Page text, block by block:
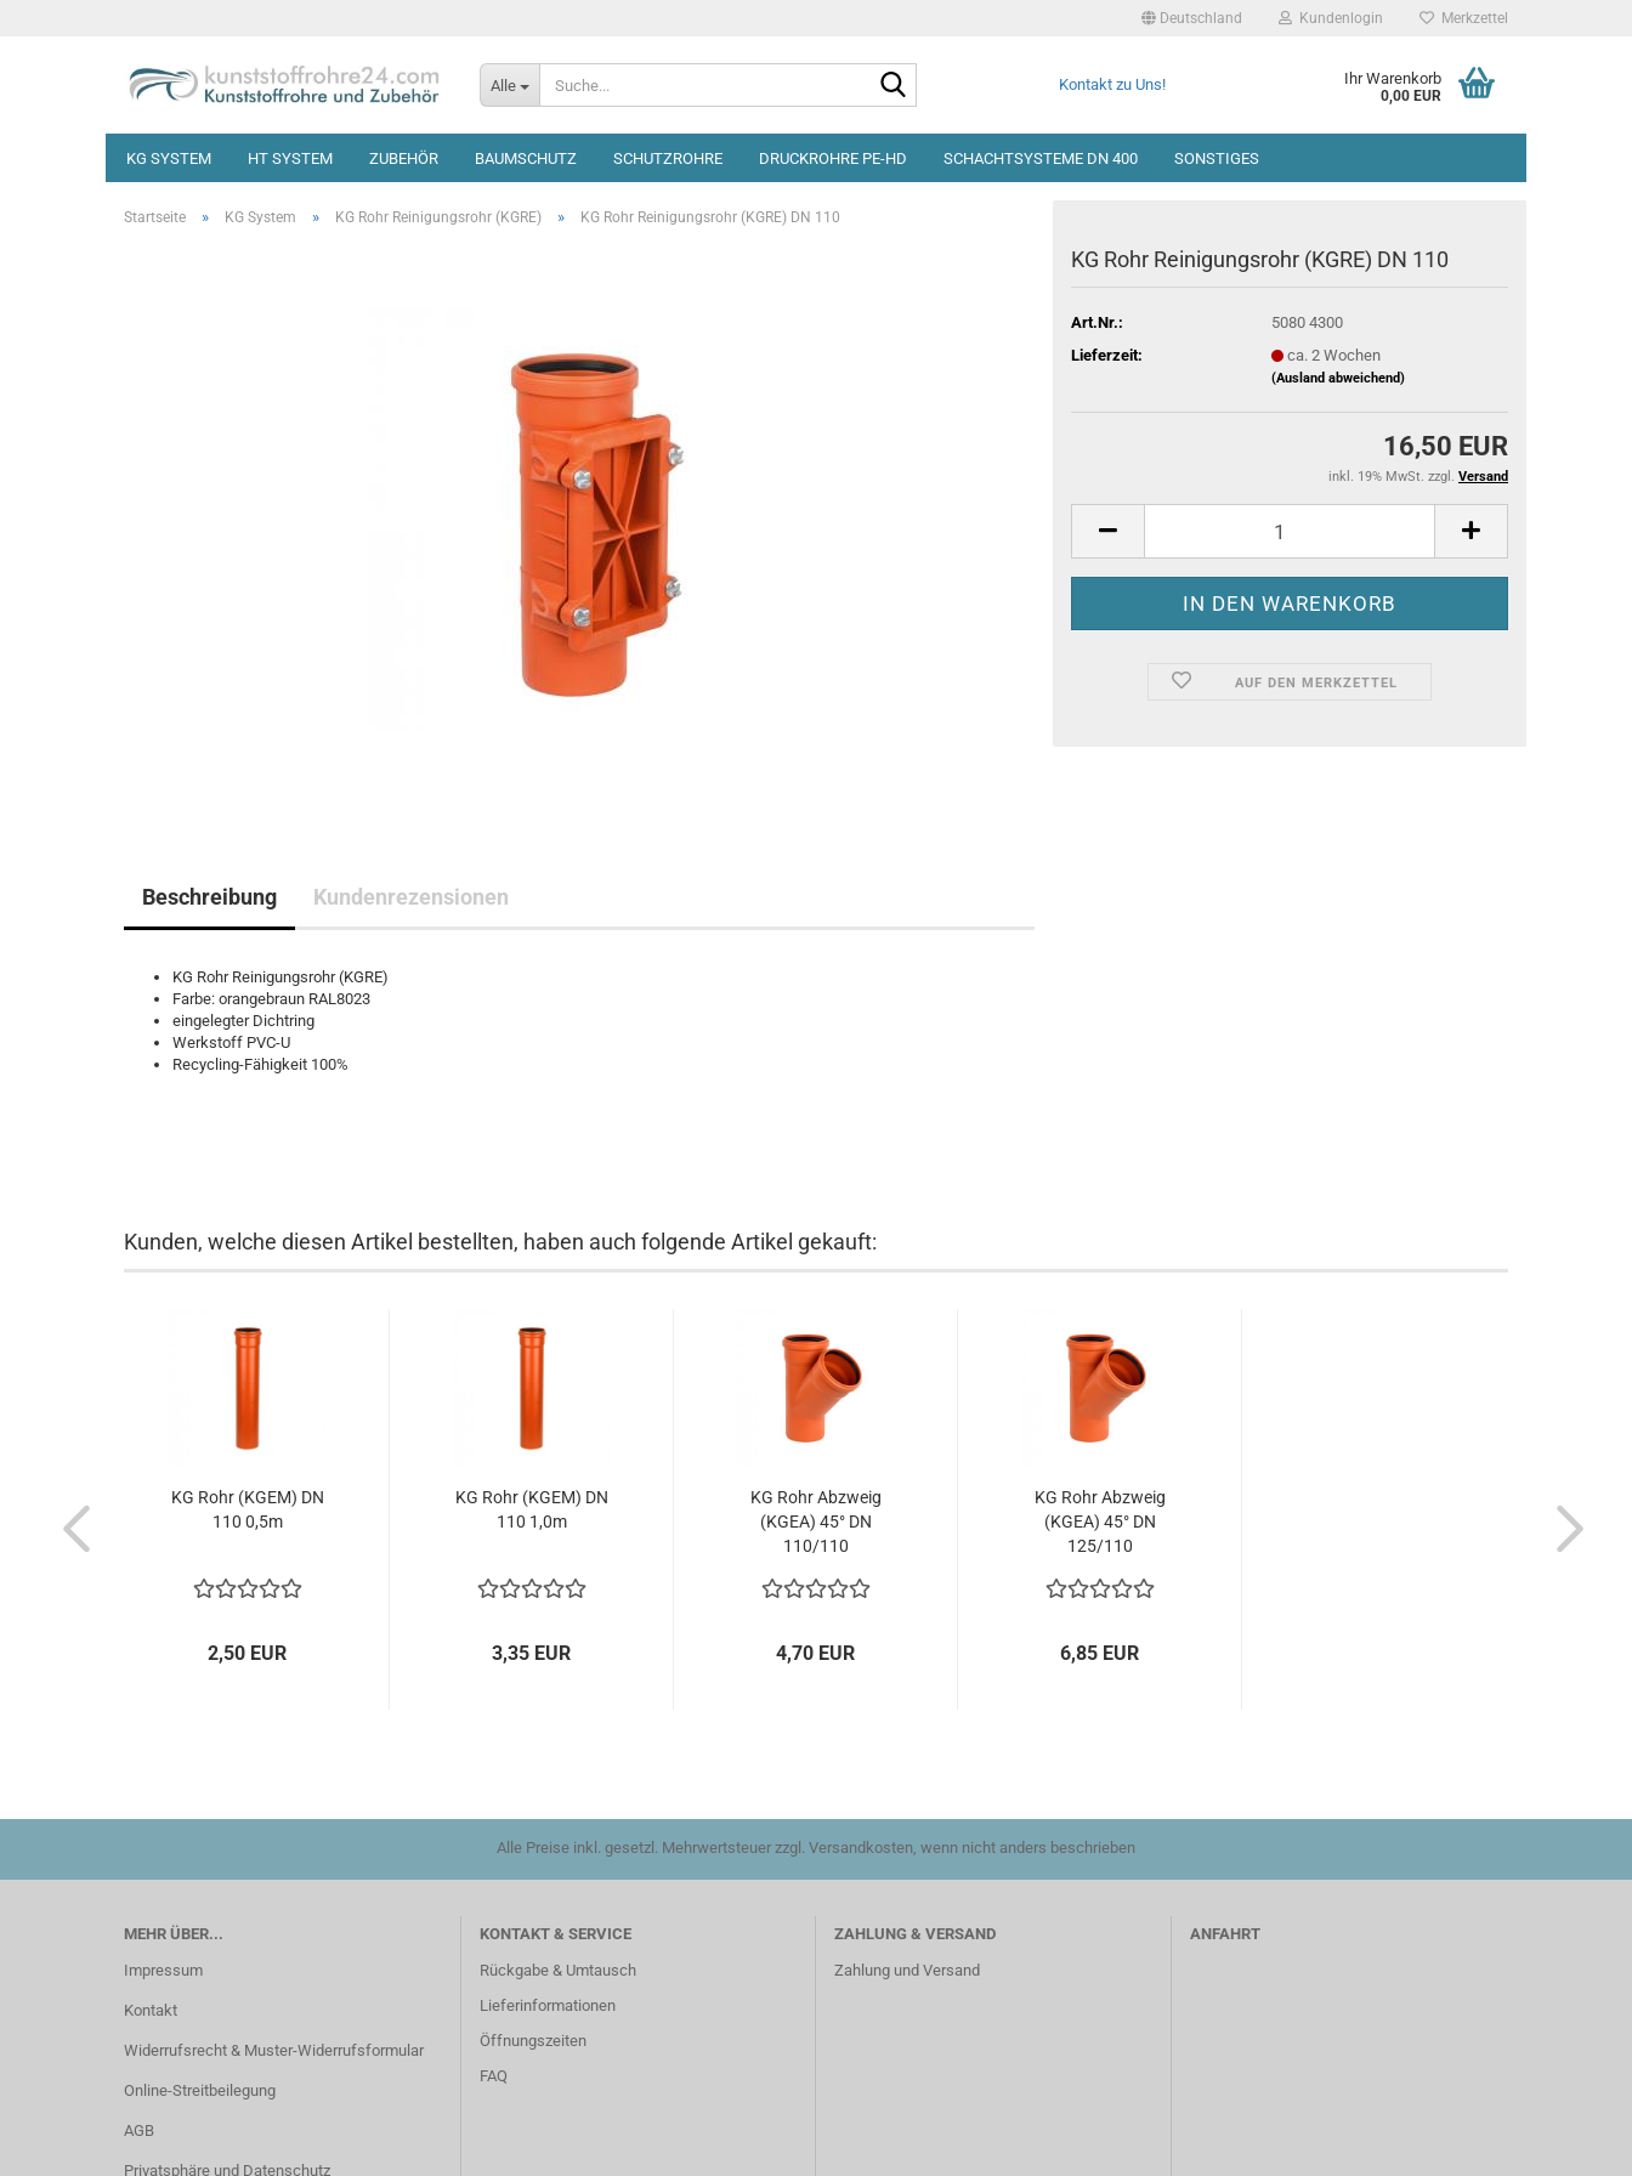
Deutschland Kundenlogin Merkzettel
Alle Kontakt zu Uns! Ihr Warenkorb
0,00 EUR
KG SYSTEM HT SYSTEM ZUBEHÖR BAUMSCHUTZ SCHUTZROHRE DRUCKROHRE PE-HD SCHACHTSYSTEME DN 400 SONSTIGES
Startseite » KG System » KG Rohr Reinigungsrohr (KGRE) » KG Rohr Reinigungsrohr (KGRE) DN 110
KG Rohr Reinigungsrohr (KGRE) DN 110
Art.Nr.:
5080 4300
Lieferzeit:
ca. 2 Wochen
(Ausland abweichend)
16,50 EUR
inkl. 19% MwSt. zzgl. Versand
AUF DEN MERKZETTEL
Beschreibung Kundenrezensionen
KG Rohr Reinigungsrohr (KGRE)
Farbe: orangebraun RAL8023
eingelegter Dichtring
Werkstoff PVC-U
Recycling-Fähigkeit 100%
Kunden, welche diesen Artikel bestellten, haben auch folgende Artikel gekauft:
KG Rohr (KGEM) DN
110 0,5m
2,50 EUR
KG Rohr (KGEM) DN
110 1,0m
3,35 EUR
KG Rohr Abzweig
(KGEA) 45° DN
110/110
4,70 EUR
KG Rohr Abzweig
(KGEA) 45° DN
125/110
6,85 EUR
Alle Preise inkl. gesetzl. Mehrwertsteuer zzgl. Versandkosten, wenn nicht anders beschrieben
MEHR ÜBER...
Impressum
Kontakt
Widerrufsrecht & Muster-Widerrufsformular
Online-Streitbeilegung
AGB
Privatsphäre und Datenschutz
KONTAKT & SERVICE
Rückgabe & Umtausch
Lieferinformationen
Öffnungszeiten
FAQ
ZAHLUNG & VERSAND
Zahlung und Versand
ANFAHRT